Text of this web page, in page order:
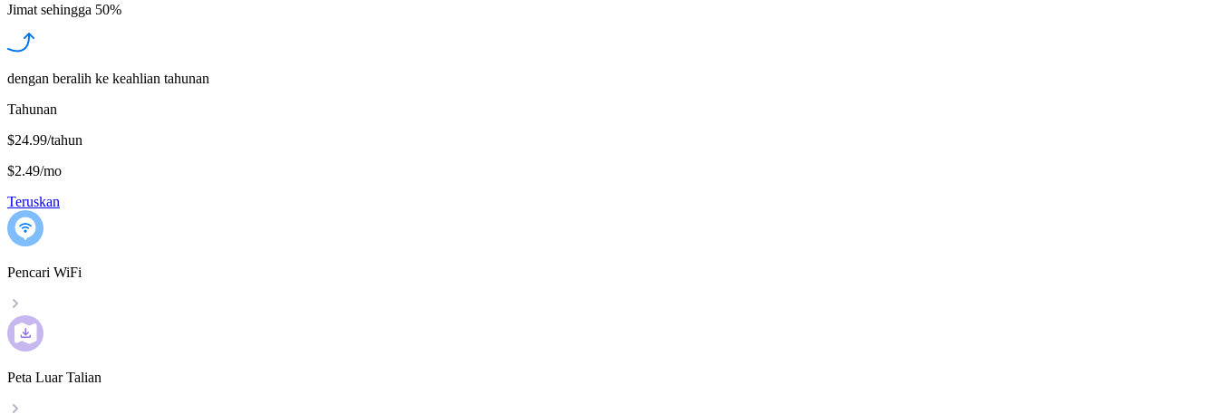
Jimat sehingga 50%
dengan beralih ke keahlian tahunan
Tahunan
$24.99/tahun
$2.49/mo
Teruskan
Pencari WiFi
Peta Luar Talian